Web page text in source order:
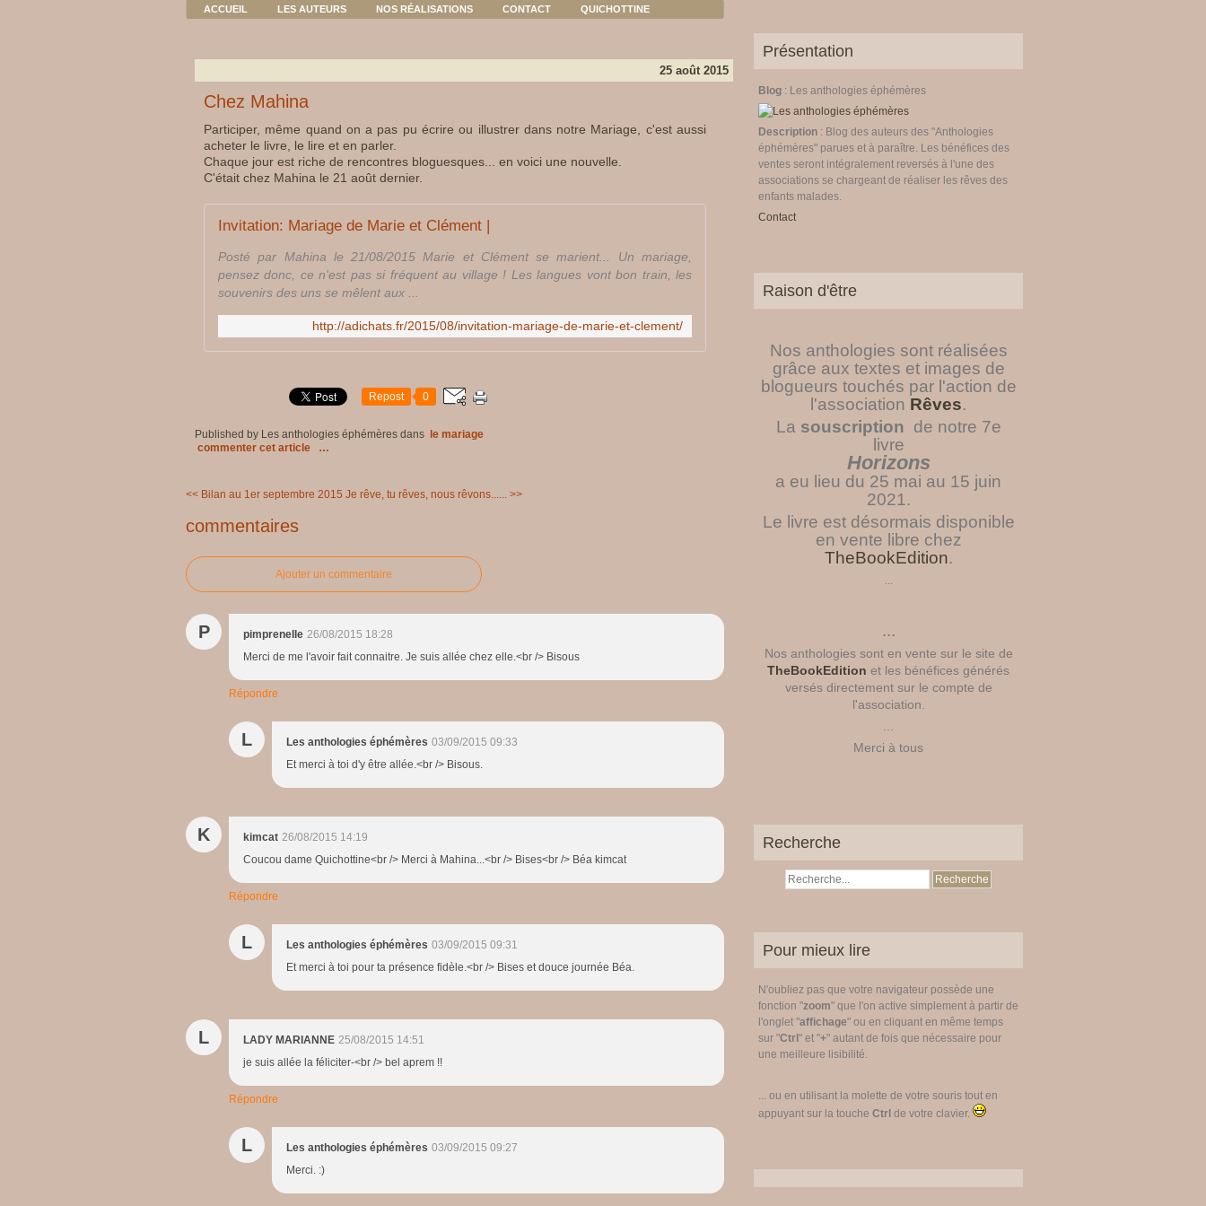
ACCUEIL LES AUTEURS NOS RÉALISATIONS CONTACT QUICHOTTINE
25 août 2015
Chez Mahina
Participer, même quand on a pas pu écrire ou illustrer dans notre Mariage, c'est aussi
acheter le livre, le lire et en parler.
Chaque jour est riche de rencontres bloguesques... en voici une nouvelle.
C'était chez Mahina le 21 août dernier.
Invitation: Mariage de Marie et Clément |
Posté par Mahina le 21/08/2015 Marie et Clément se marient... Un mariage,
pensez donc, ce n'est pas si fréquent au village ! Les langues vont bon train, les
souvenirs des uns se mêlent aux ...
http://adichats.fr/2015/08/invitation-mariage-de-marie-et-clement/
Repost 0
Published by Les anthologies éphémères dans
le mariage
commenter cet article
…
<< Bilan au 1er septembre 2015 Je rêve, tu rêves, nous rêvons...... >>
commentaires
Ajouter un commentaire
P pimprenelle 26/08/2015 18:28
Merci de me l'avoir fait connaitre. Je suis allée chez elle.<br /> Bisous
Répondre
L Les anthologies éphémères 03/09/2015 09:33
Et merci à toi d'y être allée.<br /> Bisous.
K kimcat 26/08/2015 14:19
Coucou dame Quichottine<br /> Merci à Mahina...<br /> Bises<br /> Béa kimcat
Répondre
L Les anthologies éphémères 03/09/2015 09:31
Et merci à toi pour ta présence fidèle.<br /> Bises et douce journée Béa.
L LADY MARIANNE 25/08/2015 14:51
je suis allée la féliciter-<br /> bel aprem !!
Répondre
L Les anthologies éphémères 03/09/2015 09:27
Merci. :)
Présentation
Blog : Les anthologies éphémères
Description : Blog des auteurs des "Anthologies
éphémères" parues et à paraître. Les bénéfices des
ventes seront intégralement reversés à l'une des
associations se chargeant de réaliser les rêves des
enfants malades.
Contact
Raison d'être
Nos anthologies sont réalisées
grâce aux textes et images de
blogueurs touchés par l'action de
l'association Rêves.
La souscription de notre 7e
livre
Horizons
a eu lieu du 25 mai au 15 juin
2021.
Le livre est désormais disponible
en vente libre chez
TheBookEdition.
...
...
Nos anthologies sont en vente sur le site de
TheBookEdition et les bénéfices générés
versés directement sur le compte de
l'association.
Merci à tous
Recherche
Pour mieux lire
N'oubliez pas que votre navigateur possède une
fonction "zoom" que l'on active simplement à partir de
l'onglet "affichage" ou en cliquant en même temps
sur "Ctrl " et "+" autant de fois que nécessaire pour
une meilleure lisibilité.
... ou en utilisant la molette de votre souris tout en
appuyant sur la touche Ctrl de votre clavier.